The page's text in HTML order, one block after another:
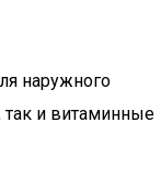
наружного
так и витаминные